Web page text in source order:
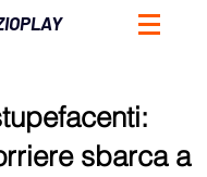
sbarca a